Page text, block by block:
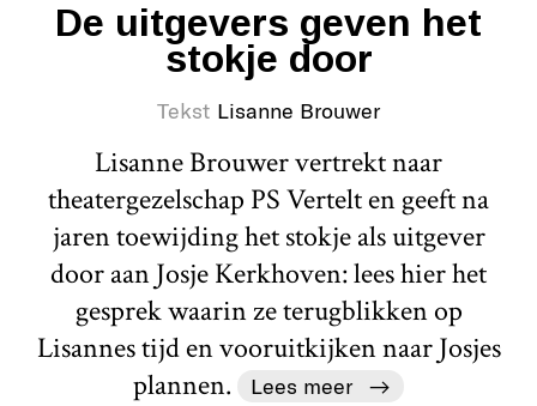
De uitgevers geven het
stokje door
Tekst Lisanne Brouwer
Lisanne Brouwer vertrekt naar
theatergezelschap PS Vertelt en geeft na
jaren toewijding het stokje als uitgever
door aan Josje Kerkhoven: lees hier het
gesprek waarin ze terugblikken op
Lisannes tijd en vooruitkijken naar Josjes
plannen.
Lees meer